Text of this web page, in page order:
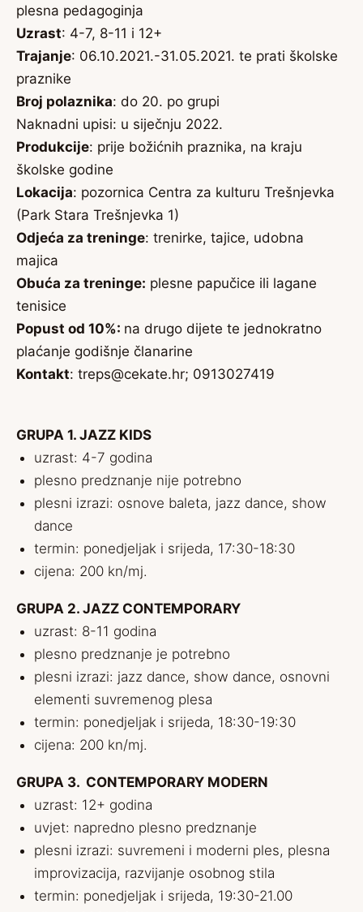
plesna pedagoginja
Uzrast: 4-7, 8-11 i 12+
Trajanje: 06.10.2021.-31.05.2021. te prati školske
praznike
Broj polaznika: do 20. po grupi
Naknadni upisi: u siječnju 2022.
Produkcije: prije božićnih praznika, na kraju
školske godine
Lokacija: pozornica Centra za kulturu Trešnjevka
(Park Stara Trešnjevka 1)
Odjeća za treninge: trenirke, tajice, udobna
majica
Obuća za treninge: plesne papučice ili lagane
tenisice
Popust od 10%: na drugo dijete te jednokratno
plaćanje godišnje članarine
Kontakt: treps@cekate.hr; 0913027419
GRUPA 1. JAZZ KIDS
uzrast: 4-7 godina
plesno predznanje nije potrebno
plesni izrazi: osnove baleta, jazz dance, show
dance
termin: ponedjeljak i srijeda, 17:30-18:30
cijena: 200 kn/mj.
GRUPA 2. JAZZ CONTEMPORARY
uzrast: 8-11 godina
plesno predznanje je potrebno
plesni izrazi: jazz dance, show dance, osnovni
elementi suvremenog plesa
termin: ponedjeljak i srijeda, 18:30-19:30
cijena: 200 kn/mj.
GRUPA 3. CONTEMPORARY MODERN
uzrast: 12+ godina
uvjet: napredno plesno predznanje
plesni izrazi: suvremeni i moderni ples, plesna
improvizacija, razvijanje osobnog stila
termin: ponedjeljak i srijeda, 19:30-21.00